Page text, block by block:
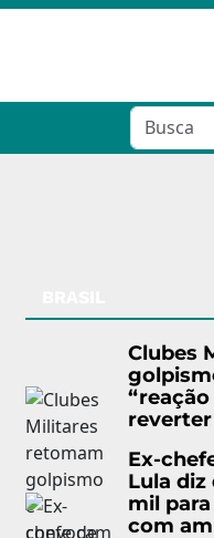
Clubes
Ex-
Lula diz
mil
com